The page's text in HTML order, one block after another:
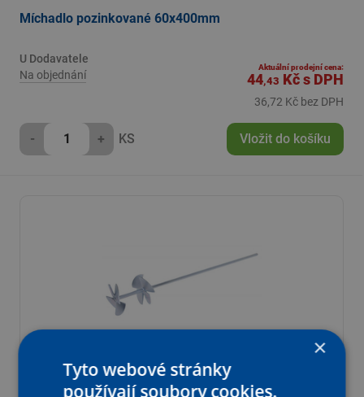
Míchadlo pozinkované 60x400mm
U Dodavatele
Na objednání
Aktuální prodejní cena:
44,43 Kčs DPH
36,72 Kč bez DPH
- + KS Vložit do košíku
×
Tyto webové stránky
používají soubory cookies.